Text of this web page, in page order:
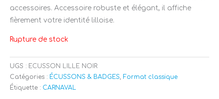
accessoires. Accessoire robuste et élégant, il affiche
fièrement votre identité lilloise.
Rupture de stock
UGS : ECUSSON LILLE NOIR
Catégories : ÉCUSSONS & BADGES
Format classique
Étiquette : CARNAVAL